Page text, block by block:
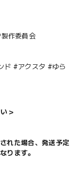
作委員会
ド #アクスタ #ゆら
＞
れた場合、発送予定
ります。